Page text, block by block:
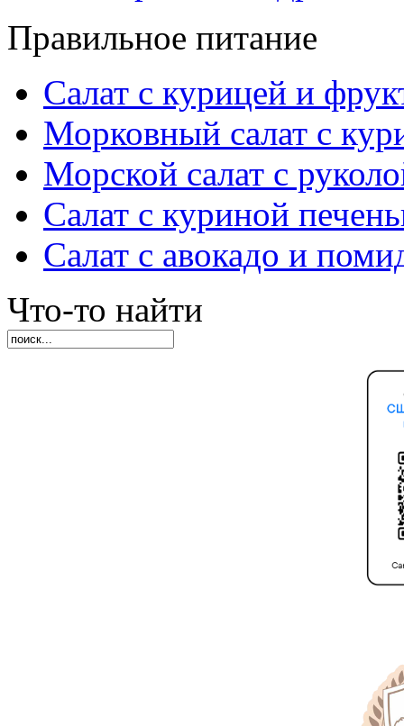
Правильное питание
Салат с курицей и
Морковный салат с
Морской салат с
Салат с куриной
Салат с авокадо и
Что-то найти